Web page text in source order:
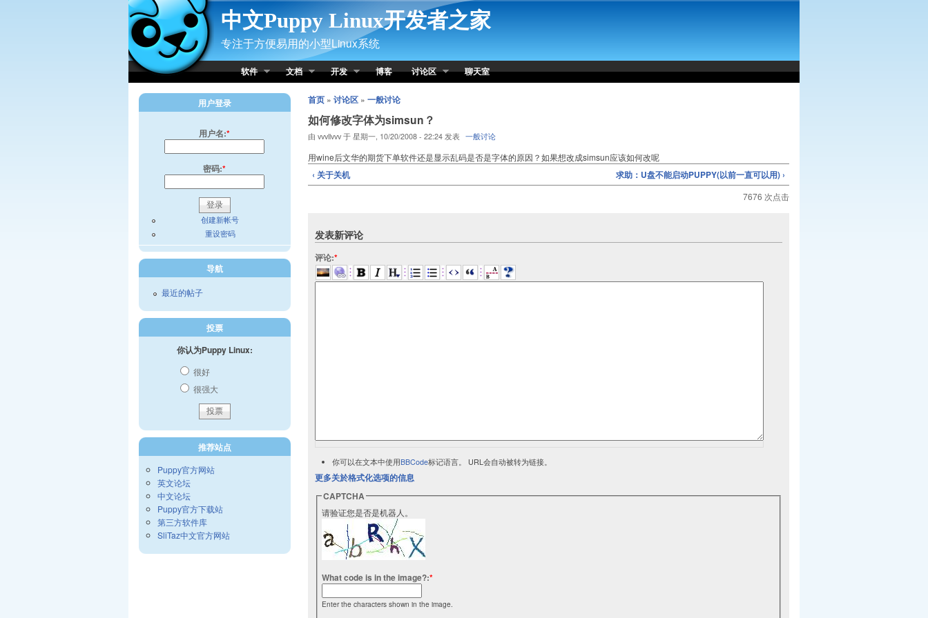
Skip to Content
中文Puppy Linux开发者之家
专注于方便易用的小型Linux系统
软件 文档 开发 博客 讨论区 聊天室
首页» 讨论区» 一般讨论
如何修改字体为simsun？
由 vvvllvvv 于 星期一, 10/20/2008 - 22:24 发表 一般讨论
用wine后文华的期货下单软件还是显示乱码是否是字体的原因？如果想改成simsun应该如何改呢
‹ 关于关机 求助：U盘不能启动PUPPY(以前一直可以用) ›
7676 次点击
发表新评论
评论:*
你可以在文本中使用BBCode标记语言。 URL会自动被转为链接。
更多关於格式化选项的信息
CAPTCHA
请验证您是否是机器人。
What code is in the image?:*
Enter the characters shown in the image.
用户登录
用户名:*
密码:*
创建新帐号
重设密码
导航
最近的帖子
投票
你认为Puppy Linux:
很好
很强大
推荐站点
Puppy官方网站
英文论坛
中文论坛
Puppy官方下载站
第三方软件库
SliTaz中文官方网站